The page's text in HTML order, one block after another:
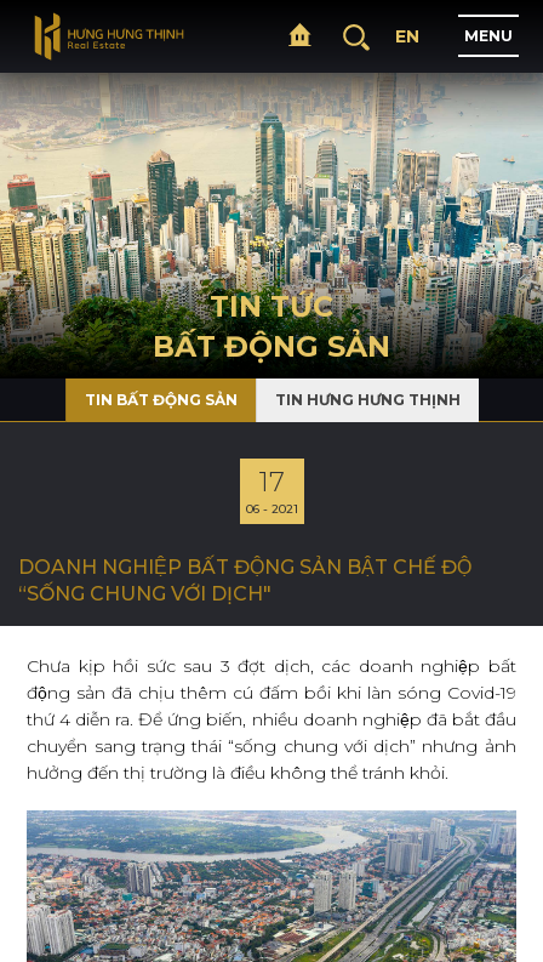
TRANG CHỦ
GIỚI THIỆU
D Ự Á N
C HOẠ
IN TỨ
CƠ HỘI NGHỀ NGHIỆP
L IÊ N HỆ
EN MENU
TIN TỨC
BẤT ĐỘNG SẢN
TIN BẤT ĐỘNG SẢN TIN HƯNG HƯNG THỊNH
17
06 - 2021
DOANH NGHIỆP BẤT ĐỘNG SẢN BẬT CHẾ ĐỘ
“SỐNG CHUNG VỚI DỊCH"
Chưa kịp hồi sức sau 3 đợt dịch, các doanh nghiệp bất
động sản đã chịu thêm cú đấm bồi khi làn sóng Covid-19
thứ 4 diễn ra. Để ứng biến, nhiều doanh nghiệp đã bắt đầu
chuyển sang trạng thái “sống chung với dịch” nhưng ảnh
hưởng đến thị trường là điều không thể tránh khỏi.